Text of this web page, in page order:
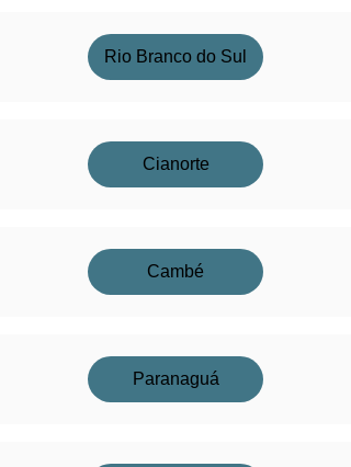
Rio Branco do Sul
Cianorte
Cambé
Paranaguá